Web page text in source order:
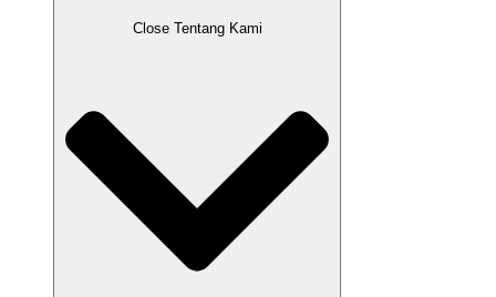
Close Tentang Kami